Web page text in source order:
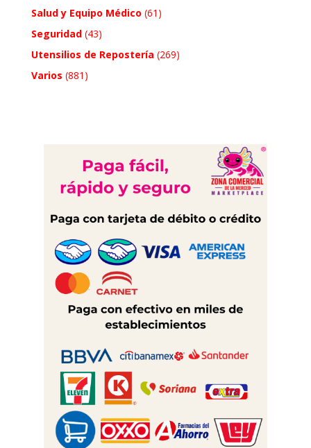
Salud y Equipo Médico (61)
Seguridad (43)
Utensilios de Repostería (269)
Varios (881)